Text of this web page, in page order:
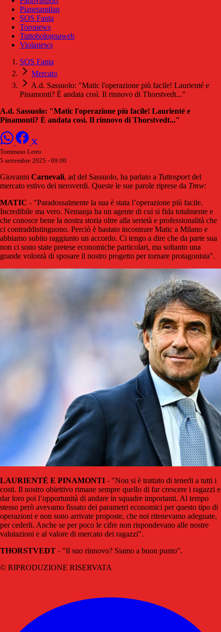
Pianetamilan
SOS Fanta
Toronews
Tuttobolognaweb
Violanews
SOS Fanta
Mercato
A.d. Sassuolo: "Matic l'operazione più facile! Laurienté e
Pinamonti? È andata così. Il rinnovo di Thorstvedt..."
A.d. Sassuolo: "Matic l'operazione più facile! Laurienté e
Pinamonti? È andata così. Il rinnovo di Thorstvedt..."
Tommaso Lerro
5 settembre 2025 - 09:00
Giovanni Carnevali, ad del Sassuolo, ha parlato a Tuttosportdel
mercato estivo dei neroverdi. Queste le sue parole riprese da Tmw:
MATIC - "Paradossalmente la sua è stata l’operazione più facile.
Incredibile ma vero. Nemanja ha un agente di cui si fida totalmente e
che conosce bene la nostra storia oltre alla serietà e professionalità che
ci contraddistinguono. Perciò è bastato incontrare Matic a Milano e
abbiamo subito raggiunto un accordo. Ci tengo a dire che da parte sua
non ci sono state pretese economiche particolari, ma soltanto una
grande volontà di sposare il nostro progetto per tornare protagonista".
LAURIENTÉ E PINAMONTI - "Non si è trattato di tenerli a tutti i
costi. Il nostro obiettivo rimane sempre quello di far crescere i ragazzi e
dar loro poi l’opportunità di andare in squadre importanti. Al tempo
stesso però avevamo fissato dei parametri economici per questo tipo di
operazioni e non sono arrivate proposte, che noi ritenevamo adeguate,
per cederli. Anche se per poco le cifre non rispondevano alle nostre
valutazioni e al valore di mercato dei ragazzi".
THORSTVEDT - "Il suo rinnovo? Siamo a buon punto".
© RIPRODUZIONE RISERVATA